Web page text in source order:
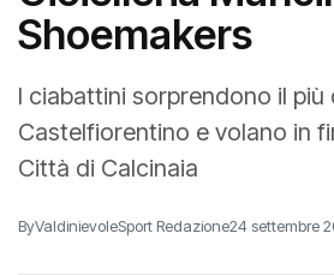
Shoemakers
I ciabattini sorprendono il
Castelfiorentino e volano in
Città di Calcinaia
ByValdinievoleSport Redazione24 settembre